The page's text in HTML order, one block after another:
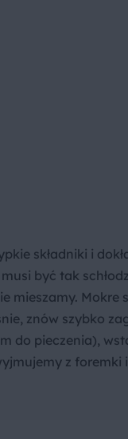
składniki i
być tak
mieszamy. Mokre
znów szybko
do pieczenia),
z foremki